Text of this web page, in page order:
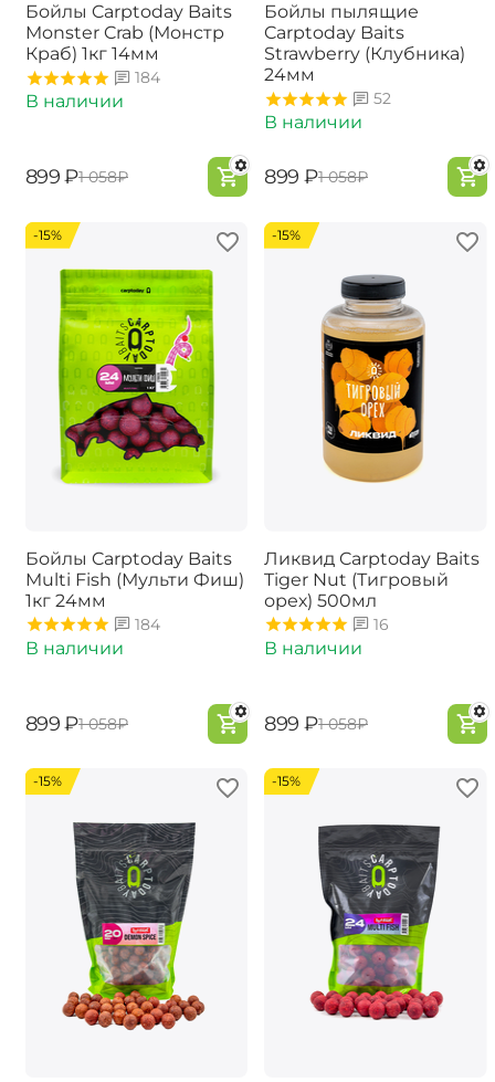
Бойлы Carptoday Baits
Monster Crab (Монстр
Краб) 1кг 14мм
184
В наличии
‍899‍ ₽‍1 058‍₽
Бойлы пылящие
Carptoday Baits
Strawberry (Клубника)
24мм
52
В наличии
‍899‍ ₽‍1 058‍₽
-15%
Бойлы Carptoday Baits
Multi Fish (Мульти Фиш)
1кг 24мм
184
В наличии
‍899‍ ₽‍1 058‍₽
-15%
Ликвид Carptoday Baits
Tiger Nut (Тигровый
орех) 500мл
16
В наличии
‍899‍ ₽‍1 058‍₽
-15% -15%